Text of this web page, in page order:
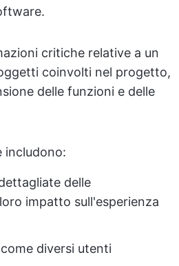
critiche relative a un
coinvolti nel progetto,
delle funzioni e delle
includono:
delle
impatto sull'esperienza
diversi utenti